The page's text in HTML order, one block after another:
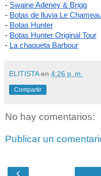
- Swaine Adeney & Brigg
- Botas de lluvia Le
- Botas Hunter
- Botas Hunter Original Tour
- La chaqueta Barbour
ELITISTA en 4:26 p. m.
Compartir
No hay comentarios:
Publicar un
‹